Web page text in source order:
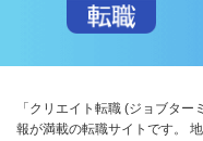
「クリエイト転職 (ジョブタ
報が満載の転職サイトです。